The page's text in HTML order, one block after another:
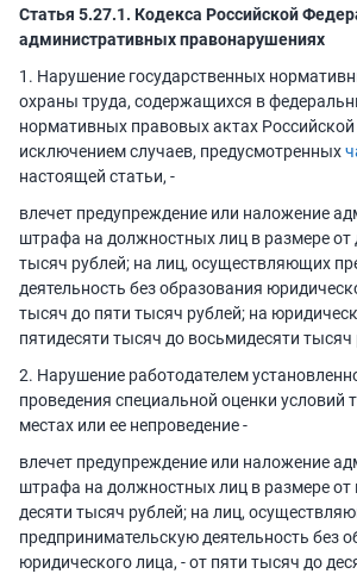
Статья 5.27.1. Кодекса Российской
административных правонарушениях
1. Нарушение государственных
охраны труда, содержащихся в
нормативных правовых актах
исключением случаев, предусмотренных
настоящей статьи, -
влечет предупреждение или наложение
штрафа на должностных лиц в размере от
тысяч рублей; на лиц, осуществляющих
деятельность без образования
тысяч до пяти тысяч рублей; на
пятидесяти тысяч до восьмидесяти тысяч
2. Нарушение работодателем
проведения специальной оценки условий
местах или ее непроведение -
влечет предупреждение или наложение
штрафа на должностных лиц в размере от
десяти тысяч рублей; на лиц,
предпринимательскую деятельность без
юридического лица, - от пяти тысяч до